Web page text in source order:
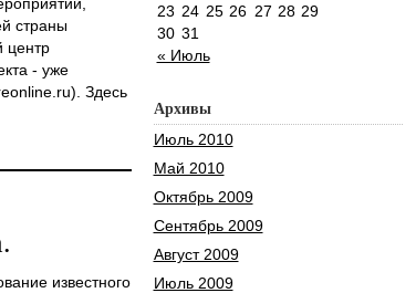
страны
центр
- уже
Здесь
известного
« Июль
23 24 25 26 27 28 29
30 31
Архивы
Июль 2010
Май 2010
Октябрь 2009
Сентябрь 2009
Август 2009
Июль 2009